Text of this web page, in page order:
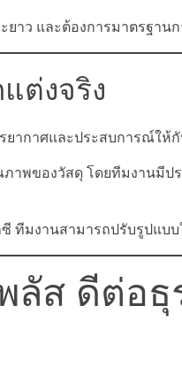
าว และต้องการมาตรฐาน
ต่งจริง
ากาศและประสบการณ์ให้
าพของวัสดุ โดยทีมงานมี
ทีมงานสามารถปรับรูปแบ
ส ดีต่อธุ